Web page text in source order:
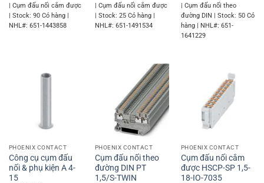
| Cụm đấu nối cắm được
| Stock: 90 Có hàng |
NHL#: 651-1443858
| Cụm đấu nối cắm được
| Stock: 25 Có hàng |
NHL#: 651-1491534
| Cụm đấu nối theo
đường DIN | Stock: 50 Có
hàng | NHL#: 651-
1641229
PHOENIX CONTACT
Công cụ cụm đấu
nối & phụ kiện A 4-
15
PHOENIX CONTACT
Cụm đấu nối theo
đường DIN PT
1,5/S-TWIN
PHOENIX CONTACT
Cụm đấu nối cắm
được HSCP-SP 1,5-
18-IO-7035